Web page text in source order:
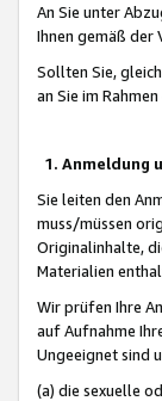
An Sie unter
Ihnen gemäß der
Sollten Sie,
an Sie im
1. Anmeldung
Sie leiten den
muss/müssen
Originalinhalte,
Materialien
Wir prüfen Ihre
auf Aufnahme
Ungeeignet sind
(a) die sexuelle